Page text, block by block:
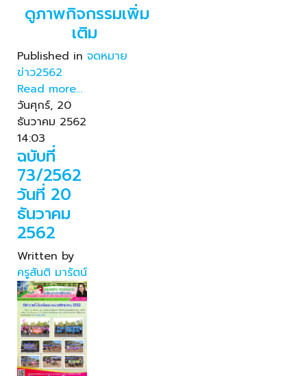
ดูภาพกิจกรรมเพิ่ม
เติม
Published in จดหมาย
ข่าว2562
Read more...
วันศุกร์, 20
ธันวาคม 2562
14:03
ฉบับที่
73/2562
วันที่ 20
ธันวาคม
2562
Written by
ครูสันติ มารัตน์